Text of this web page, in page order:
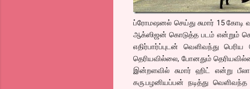
ப்ரோமஷனல் செய்து சுமார் 15 கோடி
ஆக்ஸிஜன் கொடுத்த படம் என்றும்
எதிர்பார்ப்புடன் வெளிவந்து
தெரியவில்லை, போனதும்
இன்றளவில் சுமார் ஹிட் என்று
கரு.பழனியப்பன் நடித்து